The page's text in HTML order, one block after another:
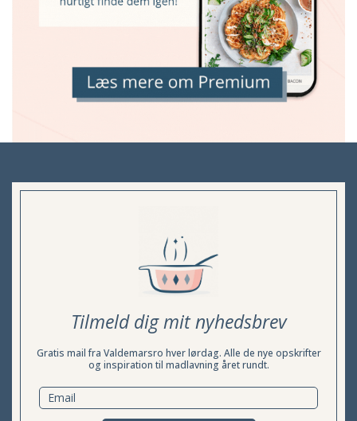
Tilmeld dig mit nyhedsbrev
Gratis mail fra Valdemarsro hver lørdag. Alle de nye opskrifter
og inspiration til madlavning året rundt.